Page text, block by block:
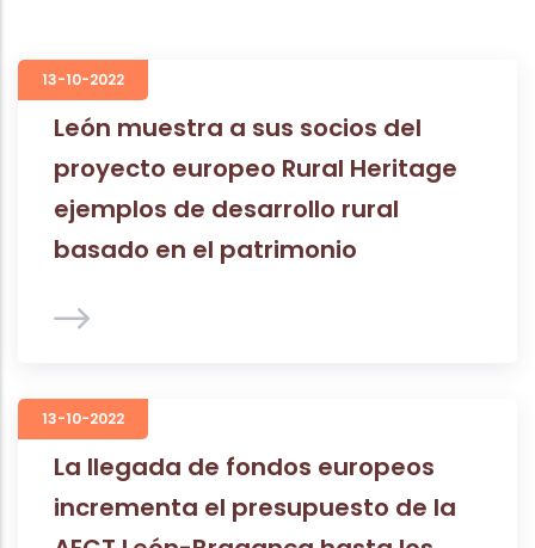
13-10-2022
León muestra a sus socios del
proyecto europeo Rural Heritage
ejemplos de desarrollo rural
basado en el patrimonio
13-10-2022
La llegada de fondos europeos
incrementa el presupuesto de la